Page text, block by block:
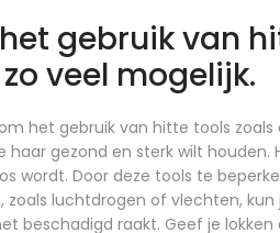
gebruik van
veel mogelijk.
het gebruik van hitte tools
haar gezond en sterk wilt
wordt. Door deze tools te
zoals luchtdrogen of vlechten,
beschadigd raakt. Geef je